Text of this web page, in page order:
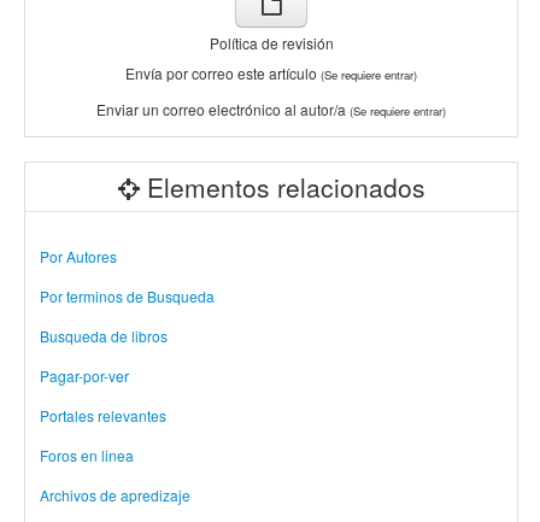
Política de revisión
Envía por correo este artículo (Se requiere entrar)
Enviar un correo electrónico al autor/a (Se requiere entrar)
Elementos relacionados
Por Autores
Por terminos de Busqueda
Busqueda de libros
Pagar-por-ver
Portales relevantes
Foros en linea
Archivos de apredizaje